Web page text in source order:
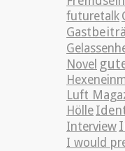
futuretalk
Novel
Luft
Hölle
Interview
I would